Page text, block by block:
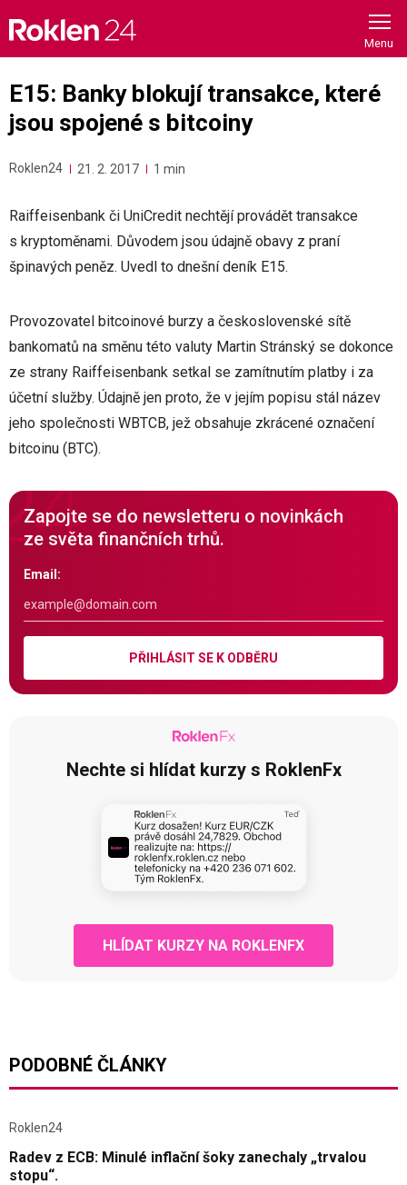
content
E15: Banky blokují transakce, které
jsou spojené s bitcoiny
Roklen24 21. 2. 2017 1 min
Raiffeisenbank či UniCredit nechtějí provádět transakce
s kryptoměnami. Důvodem jsou údajně obavy z praní
špinavých peněz. Uvedl to dnešní deník E15.
Provozovatel bitcoinové burzy a československé sítě
bankomatů na směnu této valuty Martin Stránský se dokonce
ze strany Raiffeisenbank setkal se zamítnutím platby i za
účetní služby. Údajně jen proto, že v jejím popisu stál název
jeho společnosti WBTCB, jež obsahuje zkrácené označení
bitcoinu (BTC).
Zapojte se do newsletteru o novinkách
ze světa finančních trhů.
Email:
PŘIHLÁSIT SE K ODBĚRU
Nechte si hlídat kurzy s RoklenFx
HLÍDAT KURZY NA ROKLENFX
PODOBNÉ ČLÁNKY
Roklen24
Radev z ECB: Minulé inflační šoky zanechaly „trvalou
stopu“.